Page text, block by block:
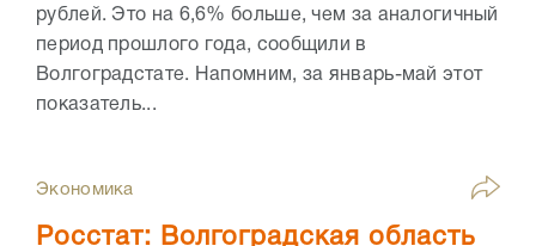
рублей. Это на 6,6% больше, чем за аналогичный
период прошлого года, сообщили в
Волгоградстате. Напомним, за январь-май этот
показатель...
Экономика
Росстат: Волгоградская область